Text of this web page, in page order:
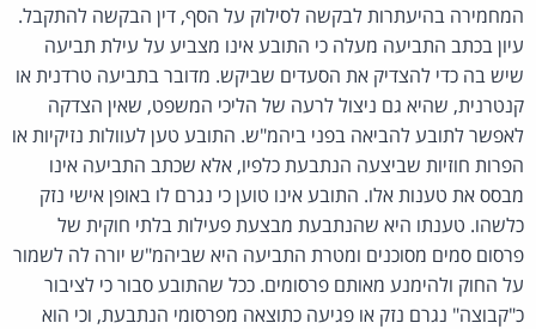
המחמירה בהיעתרות לבקשה לסילוק על הסף, דין הבקשה להתקבל.
עיון בכתב התביעה מעלה כי התובע אינו מצביע על עילת תביעה
שיש בה כדי להצדיק את הסעדים שביקש. מדובר בתביעה טרדנית או
קנטרנית, שהיא גם ניצול לרעה של הליכי המשפט, שאין הצדקה
לאפשר לתובע להביאה בפני ביהמ"ש. התובע טען לעוולות נזיקיות או
הפרות חוזיות שביצעה הנתבעת כלפיו, אלא שכתב התביעה אינו
מבסס את טענות אלו. התובע אינו טוען כי נגרם לו באופן אישי נזק
כלשהו. טענתו היא שהנתבעת מבצעת פעילות בלתי חוקית של
פרסום סמים מסוכנים ומטרת התביעה היא שביהמ"ש יורה לה לשמור
על החוק ולהימנע מאותם פרסומים. ככל שהתובע סבור כי לציבור
כ"קבוצה" נגרם נזק או פגיעה כתוצאה מפרסומי הנתבעת, וכי הוא